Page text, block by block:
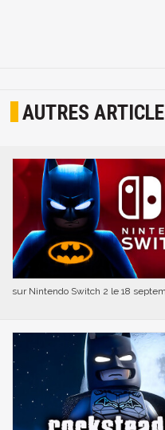
AUTRES
sur Nintendo Switch 2 le 18